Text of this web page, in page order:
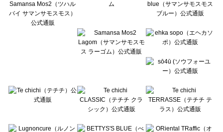
BETTY'S BLUE（べティーズブルー）のボトムス一覧
Wpc.（ワールドパーティー）のボトムス一覧